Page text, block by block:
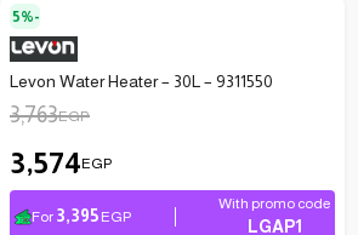
5%-
Levon Water Heater – 30L – 9311550
3,763EGP
3,574EGP
For 3,395 EGP
With promo code
LGAP1